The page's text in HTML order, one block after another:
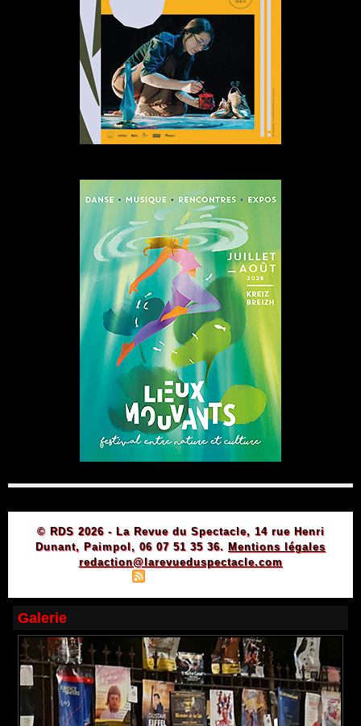
© RDS 2026 - La Revue du Spectacle, 14 rue Henri
Dunant, Paimpol, 06 07 51 35 36. Mentions légales
redaction@larevueduspectacle.com
Galerie